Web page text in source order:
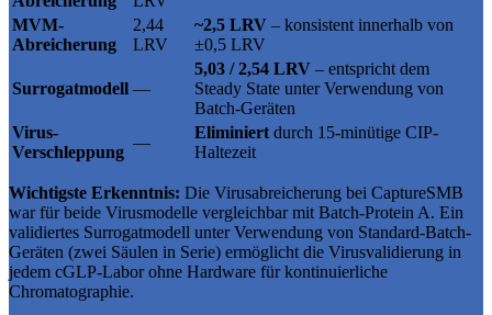
MVM-
Abreicherung
2,44
LRV
~2,5 LRV – konsistent innerhalb von
±0,5 LRV
Surrogatmodell —
5,03 / 2,54 LRV – entspricht dem
Steady State unter Verwendung von
Batch-Geräten
Virus-
Verschleppung
—
Eliminiert durch 15-minütige CIP-
Haltezeit
Wichtigste Erkenntnis: Die Virusabreicherung bei CaptureSMB
war für beide Virusmodelle vergleichbar mit Batch-Protein A. Ein
validiertes Surrogatmodell unter Verwendung von Standard-Batch-
Geräten (zwei Säulen in Serie) ermöglicht die Virusvalidierung in
jedem cGLP-Labor ohne Hardware für kontinuierliche
Chromatographie.